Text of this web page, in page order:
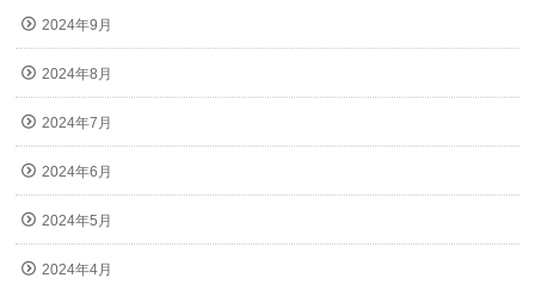
2024年9月
2024年8月
2024年7月
2024年6月
2024年5月
2024年4月